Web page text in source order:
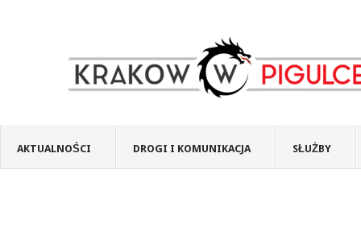
AKTUALNOŚCI DROGI I KOMUNIKACJA SŁUŻBY